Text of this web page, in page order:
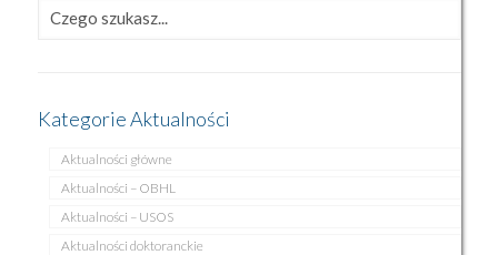
Kategorie Aktualności
Aktualności główne
Aktualności – OBHL
Aktualności – USOS
Aktualności doktoranckie